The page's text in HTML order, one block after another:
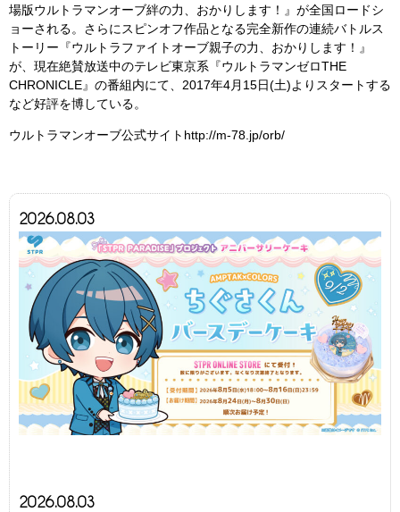
2026.08.03
2026.08.03
場版ウルトラマンオーブ絆の力、おかりします！』が全国ロードシ
ョーされる。さらにスピンオフ作品となる完全新作の連続バトルス
トーリー『ウルトラファイトオーブ親子の力、おかりします！』
が、現在絶賛放送中のテレビ東京系『ウルトラマンゼロTHE
CHRONICLE』の番組内にて、2017年4月15日(土)よりスタートする
など好評を博している。
ウルトラマンオーブ公式サイトhttp://m-78.jp/orb/